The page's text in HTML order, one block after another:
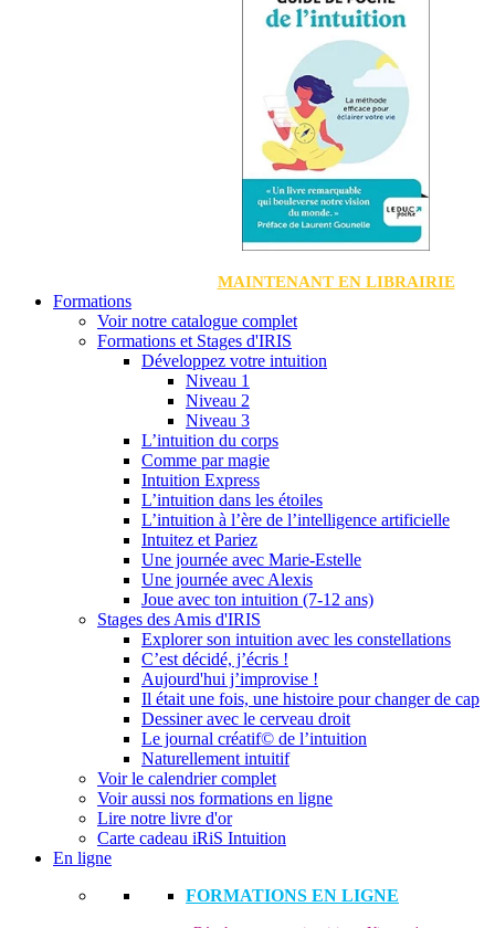
MAINTENANT EN LIBRAIRIE
Formations
Voir notre catalogue complet
Formations et Stages d'IRIS
Développez votre intuition
Niveau 1
Niveau 2
Niveau 3
L’intuition du corps
Comme par magie
Intuition Express
L’intuition dans les étoiles
L’intuition à l’ère de l’intelligence artificielle
Intuitez et Pariez
Une journée avec Marie-Estelle
Une journée avec Alexis
Joue avec ton intuition (7-12 ans)
Stages des Amis d'IRIS
Explorer son intuition avec les constellations
C’est décidé, j’écris !
Aujourd'hui j’improvise !
Il était une fois, une histoire pour changer de cap
Dessiner avec le cerveau droit
Le journal créatif© de l’intuition
Naturellement intuitif
Voir le calendrier complet
Voir aussi nos formations en ligne
Lire notre livre d'or
Carte cadeau iRiS Intuition
En ligne
FORMATIONS EN LIGNE